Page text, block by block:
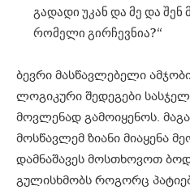
გადადი უკან და მე და შენ
რომელი გირჩევნია?“
ბევრი მასწავლებელი
ლოგიკური შედეგები
მოვლენად გამოიყენოს.
მოსწავლემ ზიანი მიაყენა
დამნაშავეს მოსთხოვოთ
გულისხმობს როგორც